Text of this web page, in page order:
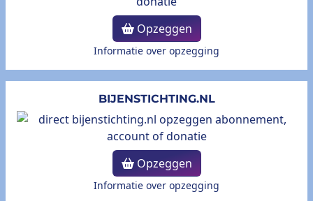
Opzeggen
Informatie over opzegging
BIJENSTICHTING.NL
Opzeggen
Informatie over opzegging